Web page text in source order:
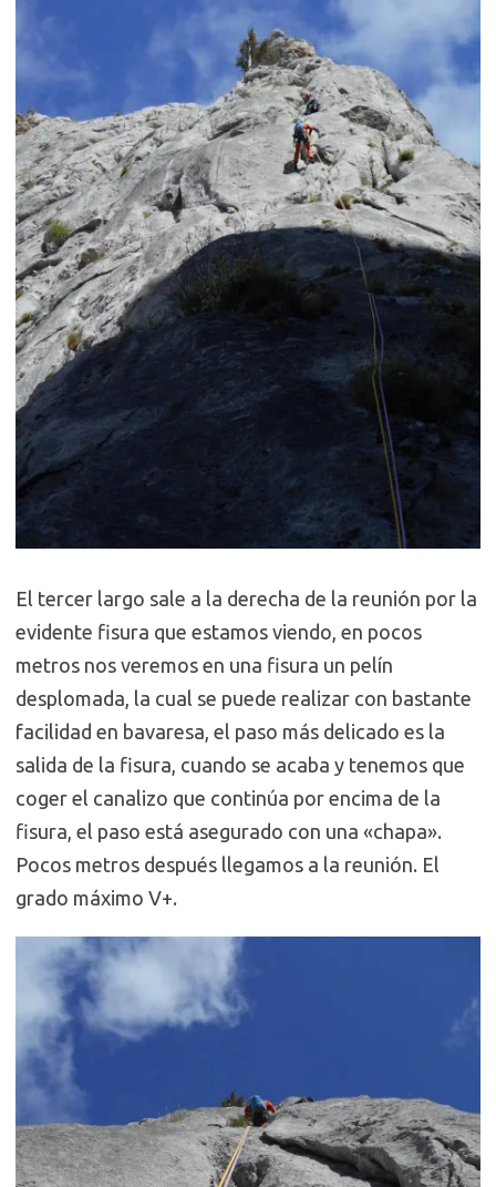
El tercer largo sale a la derecha de la reunión por la
evidente fisura que estamos viendo, en pocos
metros nos veremos en una fisura un pelín
desplomada, la cual se puede realizar con bastante
facilidad en bavaresa, el paso más delicado es la
salida de la fisura, cuando se acaba y tenemos que
coger el canalizo que continúa por encima de la
fisura, el paso está asegurado con una «chapa».
Pocos metros después llegamos a la reunión. El
grado máximo V+.